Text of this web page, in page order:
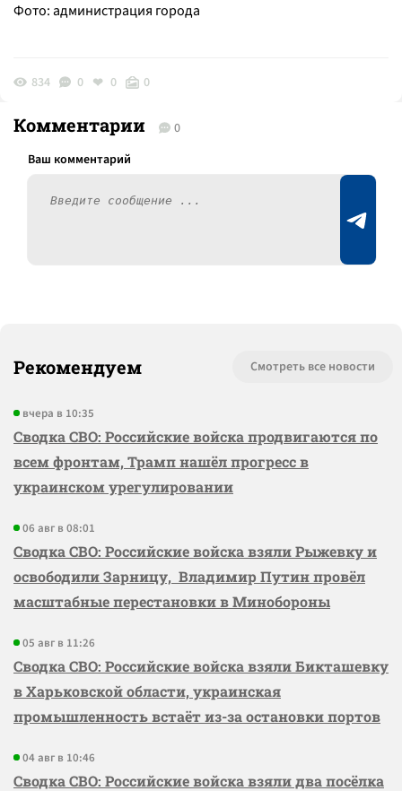
Фото: администрация города
834 0 0 0
Комментарии 0
Рекомендуем Смотреть все новости
вчера в 10:35
Сводка СВО: Российские войска продвигаются по
всем фронтам, Трамп нашёл прогресс в
украинском урегулировании
06 авг в 08:01
Сводка СВО: Российские войска взяли Рыжевку и
освободили Зарницу, Владимир Путин провёл
масштабные перестановки в Минобороны
05 авг в 11:26
Сводка СВО: Российские войска взяли Бикташевку
в Харьковской области, украинская
промышленность встаёт из-за остановки портов
04 авг в 10:46
Сводка СВО: Российские войска взяли два посёлка